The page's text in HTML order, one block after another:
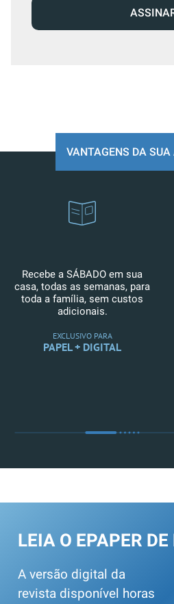
VANTAGENS DA
Recebe a SÁBADO em sua
casa, todas as semanas, para
toda a família, sem custos
adicionais.
EXCLUSIVO PARA
PAPEL + DIGITAL
LEIA O EPAPER DE
A versão digital da
revista disponível horas